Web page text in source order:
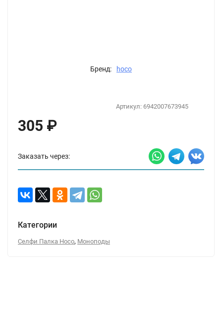
Бренд: hoco
Артикул: 6942007673945
305 ₽
Заказать через:
Категории
Селфи Палка Hoco, Моноподы